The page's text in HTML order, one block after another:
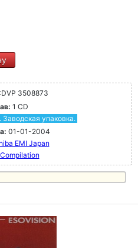
3508873
1 CD
Заводская упаковка.
01-01-2004
EMI Japan
Compilation